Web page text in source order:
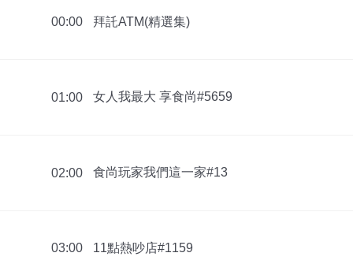
00:00 拜託ATM(精選集)
01:00 女人我最大 享食尚#5659
02:00 食尚玩家我們這一家#13
03:00 11點熱吵店#1159